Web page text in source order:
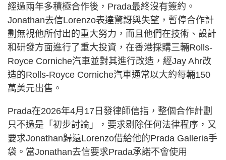
經過兩年多積極合作後，Prada最終沒有簽約。
Jonathan去信Lorenzo表達驚訝與失望，暫停合作計
劃無視他所付出的重大努力，而且他們在技術、設計
和研發方面進行了重大投資，在香港採購三輛Rolls-
Royce Corniche汽車並對其進行改造，經Jay Ahr改
造的Rolls-Royce Corniche汽車通常以大約每輛150
萬美元出售。
Prada在2026年4月17日發律師信指，整個合作計劃
只不過是「初步討論」，要求剔除任何法律程序，又
要求Jonathan歸還Lorenzo借給他的Prada Galleria手
袋。當Jonathan去信要求Prada承諾不會使用